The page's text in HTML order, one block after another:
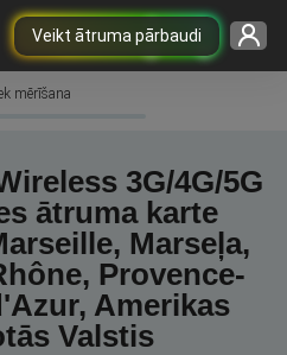
Veikt ātruma pārbaudi
mērīšana
3G/4G/5G
ātruma karte
Marseļa,
Provence-
Amerikas
Valstis